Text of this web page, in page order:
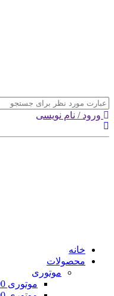
ورود / نام نویسی
خانه
محصولات
موتوری
موتوری 2000